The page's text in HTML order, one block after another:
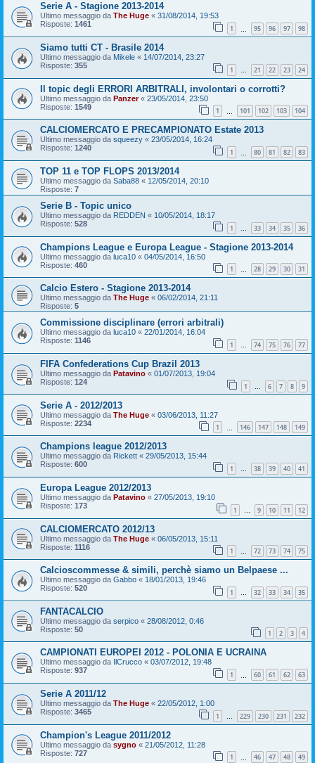
Serie A - Stagione 2013-2014
Ultimo messaggio da The Huge « 31/08/2014, 19:53
Risposte: 1461 1 95 96 97 98
Siamo tutti CT - Brasile 2014
Ultimo messaggio da Mikele « 14/07/2014, 23:27
Risposte: 355 1 … 21 22 23 24
Il topic degli ERRORI ARBITRALI, involontari o corrotti?
Ultimo messaggio da Panzer« 23/05/2014, 23:50
Risposte: 1549 1 101 102 103 104
CALCIOMERCATO E PRECAMPIONATO Estate 2013
Ultimo messaggio da squeezy « 23/05/2014, 16:24
Risposte: 1240 1 80 81 82 83
TOP 11 e TOP FLOPS 2013/2014
Ultimo messaggio da Saba88 « 12/05/2014, 20:10
Risposte: 7
Serie B - Topic unico
Ultimo messaggio da REDDEN « 10/05/2014, 18:17
Risposte: 528 1 … 33 34 35 36
Champions League e Europa League - Stagione 2013-2014
Ultimo messaggio da luca10 « 04/05/2014, 16:50
Risposte: 460 1 28 29 30 31
Calcio Estero - Stagione 2013-2014
Ultimo messaggio da The Huge « 06/02/2014, 21:11
Risposte: 5
Commissione disciplinare (errori arbitrali)
Ultimo messaggio da luca10 « 22/01/2014, 16:04
Risposte: 1146 1 … 74 75 76 77
FIFA Confederations Cup Brazil 2013
Ultimo messaggio da Patavino « 01/07/2013, 19:04
Risposte: 124 1 … 6 7 8 9
Serie A - 2012/2013
Ultimo messaggio da The Huge « 03/06/2013, 11:27
Risposte: 2234 1 146 147 148 149
Champions league 2012/2013
Ultimo messaggio da Rickett « 29/05/2013, 15:44
Risposte: 600 1 … 38 39 40 41
Europa League 2012/2013
Ultimo messaggio da Patavino « 27/05/2013, 19:10
Risposte: 173 1 9 10 11 12
CALCIOMERCATO 2012/13
Ultimo messaggio da The Huge « 06/05/2013, 15:11
Risposte: 1116 1 72 73 74 75
Calcioscommesse & simili, perchè siamo un Belpaese ...
Ultimo messaggio da Gabbo « 18/01/2013, 19:46
Risposte: 520 1 … 32 33 34 35
FANTACALCIO
Ultimo messaggio da serpico « 28/08/2012, 0:46
Risposte: 50 1 2 3 4
CAMPIONATI EUROPEI 2012 - POLONIA E UCRAINA
Ultimo messaggio da IlCrucco « 03/07/2012, 19:48
Risposte: 937 1 60 61 62 63
Serie A 2011/12
Ultimo messaggio da The Huge « 22/05/2012, 1:00
Risposte: 3465 1 … 229 230 231 232
Champion's League 2011/2012
Ultimo messaggio da sygno « 21/05/2012, 11:28
Risposte: 727 1 46 47 48 49